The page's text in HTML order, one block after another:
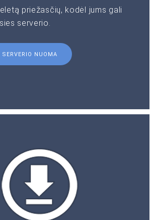
priežasčių, kodėl jums gali
serverio.
SERVERIO NUOMA